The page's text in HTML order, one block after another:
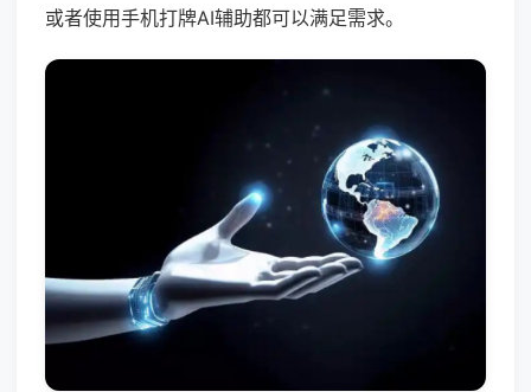
或者使用手机打牌AI辅助都可以满足需求。